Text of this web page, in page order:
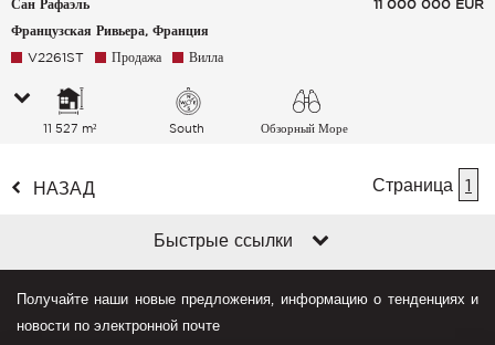
Сан Рафаэль
Французская Ривьера, Франция
11 000 000 EUR
V2261ST Продажа Вилла
11 527 m² South Обзорный Море
НАЗАД Страница 1
Быстрые ссылки
Получайте наши новые предложения, информацию о тенденциях и
новости по электронной почте